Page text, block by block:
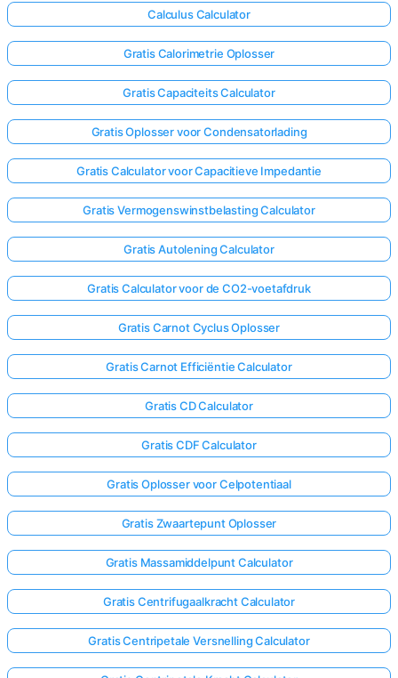
Calculus Calculator
Gratis Calorimetrie Oplosser
Gratis Capaciteits Calculator
Gratis Oplosser voor Condensatorlading
Gratis Calculator voor Capacitieve Impedantie
Gratis Vermogenswinstbelasting Calculator
Gratis Autolening Calculator
Gratis Calculator voor de CO2-voetafdruk
Gratis Carnot Cyclus Oplosser
Gratis Carnot Efficiëntie Calculator
Gratis CD Calculator
Gratis CDF Calculator
Gratis Oplosser voor Celpotentiaal
Gratis Zwaartepunt Oplosser
Gratis Massamiddelpunt Calculator
Gratis Centrifugaalkracht Calculator
Gratis Centripetale Versnelling Calculator